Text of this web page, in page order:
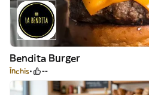
Bendita Burger
Închis --